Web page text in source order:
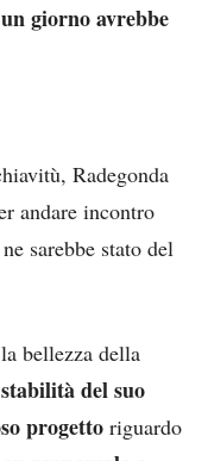
giorno avrebbe
Radegonda
andare incontro
sarebbe stato del
bellezza della
del suo
progetto riguardo